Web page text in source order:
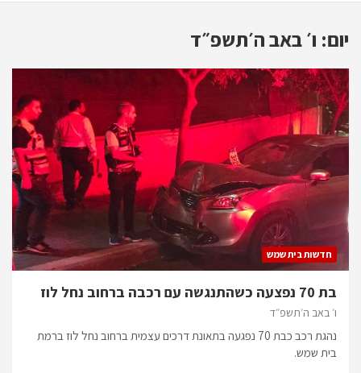
יום: ו׳ באב ה׳תשפ״ד
חדשות בית שמש
בת 70 נפצעה כשהתנגשה עם רכבה ברחוב נחל לוז
ו׳ באב ה׳תשפ״ד
נהגת רכב כבת 70 נפגעה בתאונת דרכים עצמית ברחוב נחל לוז ברמת
בית שמש.